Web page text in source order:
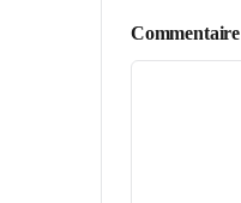
Commentaire